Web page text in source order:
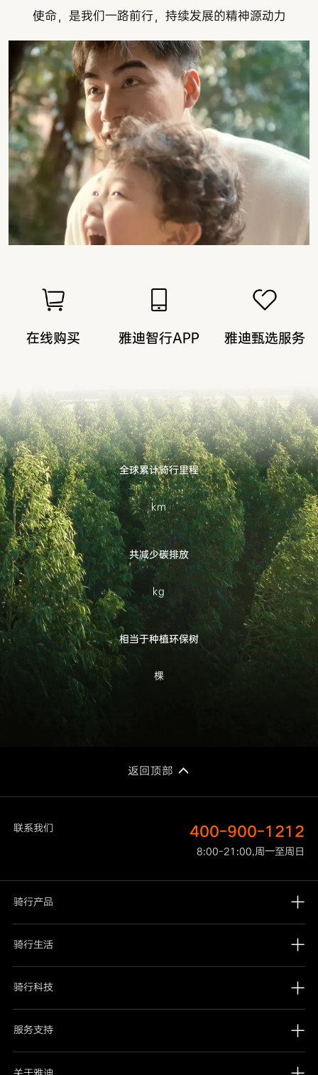
使命，是我们一路前行，持续发展的精神源动力
在线购买 雅迪智行APP 雅迪甄选服务
全球累计骑行里程
km
共减少碳排放
kg
相当于种植环保树
棵
返回顶部
联系我们 400-900-1212
8:00-21:00,周一至周日
骑行产品
骑行生活
骑行科技
服务支持